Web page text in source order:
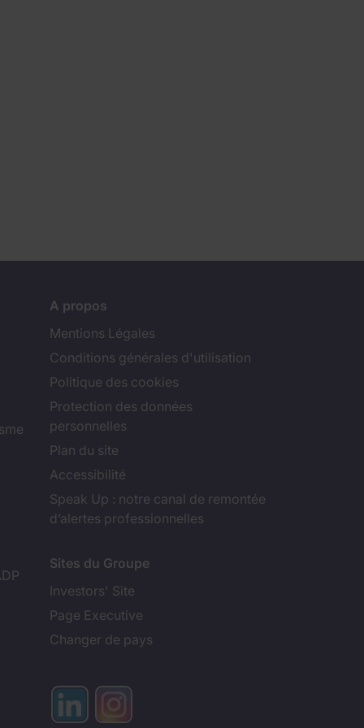
A propos
Mentions Légales
Conditions générales d'utilisation
Politique des cookies
Protection des données
personnelles
Plan du site
Accessibilité
Speak Up : notre canal de remontée
d’alertes professionnelles
Sites du Groupe
Investors' Site
Page Executive
Changer de pays